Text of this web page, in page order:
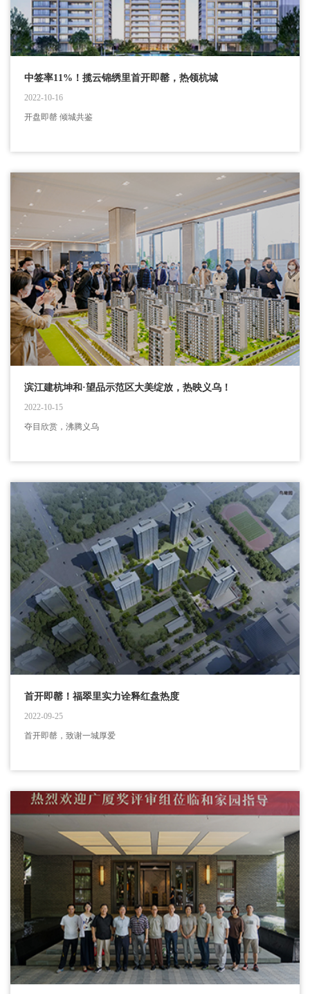
中签率11%！揽云锦绣里首开即罄，热领杭城
2022-10-16
开盘即罄 倾城共鉴
滨江建杭坤和·望品示范区大美绽放，热映义乌！
2022-10-15
夺目欣赏，沸腾义乌
首开即罄！福翠里实力诠释红盘热度
2022-09-25
首开即罄，致谢一城厚爱